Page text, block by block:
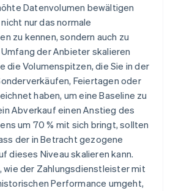
Datenvolumen bewältigen
nur das normale
zu kennen, sondern auch zu
der Anbieter skalieren
die Volumenspitzen, die Sie in der
Feiertagen oder
haben, um eine Baseline zu
Abverkauf einen Anstieg des
um 70 % mit sich bringt, sollten
der in Betracht gezogene
dieses Niveau skalieren kann.
wie der Zahlungsdienstleister mit
Performance umgeht,